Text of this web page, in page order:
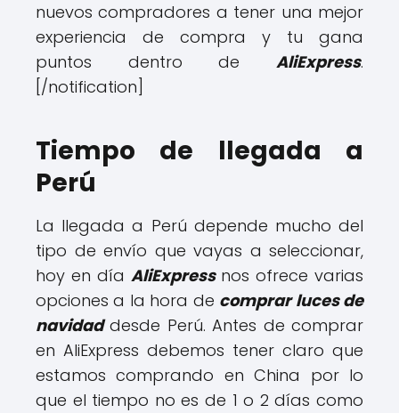
nuevos compradores a tener una mejor
experiencia de compra y tu gana
puntos dentro de AliExpress.
[/notification]
Tiempo de llegada a
Perú
La llegada a Perú depende mucho del
tipo de envío que vayas a seleccionar,
hoy en día AliExpressnos ofrece varias
opciones a la hora de comprar luces de
navidaddesde Perú. Antes de comprar
en AliExpress debemos tener claro que
estamos comprando en China por lo
que el tiempo no es de 1 o 2 días como